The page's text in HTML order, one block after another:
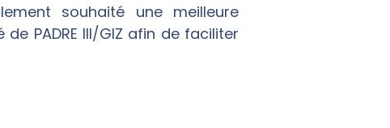
souhaité une meilleure
PADRE III/GIZ afin de faciliter